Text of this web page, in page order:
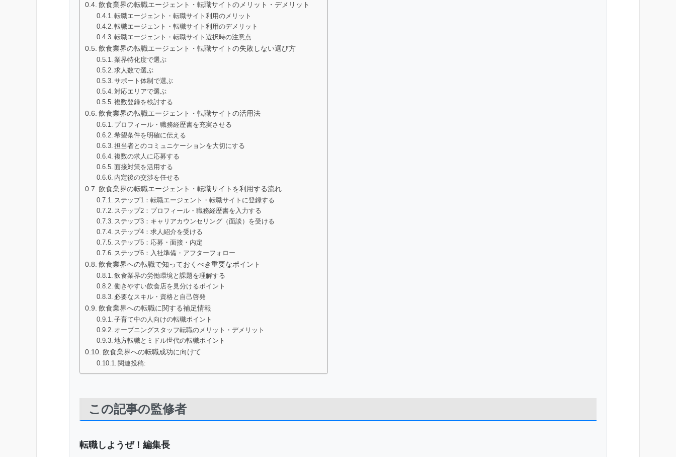
飲食業界の転職エージェント・転職サイトのメリット・デメリット
転職エージェント・転職サイト利用のメリット
転職エージェント・転職サイト利用のデメリット
転職エージェント・転職サイト選択時の注意点
飲食業界の転職エージェント・転職サイトの失敗しない選び方
業界特化度で選ぶ
求人数で選ぶ
サポート体制で選ぶ
対応エリアで選ぶ
複数登録を検討する
飲食業界の転職エージェント・転職サイトの活用法
プロフィール・職務経歴書を充実させる
希望条件を明確に伝える
担当者とのコミュニケーションを大切にする
複数の求人に応募する
面接対策を活用する
内定後の交渉を任せる
飲食業界の転職エージェント・転職サイトを利用する流れ
ステップ1：転職エージェント・転職サイトに登録する
ステップ2：プロフィール・職務経歴書を入力する
ステップ3：キャリアカウンセリング（面談）を受ける
ステップ4：求人紹介を受ける
ステップ5：応募・面接・内定
ステップ6：入社準備・アフターフォロー
飲食業界への転職で知っておくべき重要なポイント
飲食業界の労働環境と課題を理解する
働きやすい飲食店を見分けるポイント
必要なスキル・資格と自己啓発
飲食業界への転職に関する補足情報
子育て中の人向けの転職ポイント
オープニングスタッフ転職のメリット・デメリット
地方転職とミドル世代の転職ポイント
飲食業界への転職成功に向けて
関連投稿:
この記事の監修者
転職しようぜ！編集長